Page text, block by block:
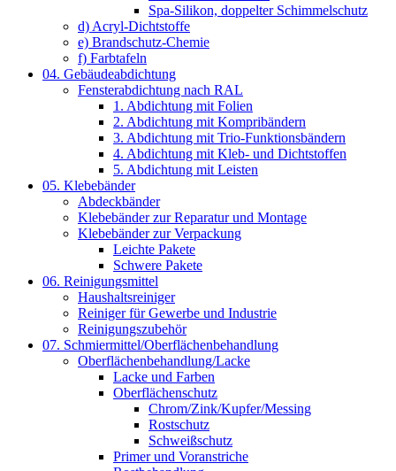
Spa-Silikon, doppelter Schimmelschutz
d) Acryl-Dichtstoffe
e) Brandschutz-Chemie
f) Farbtafeln
04. Gebäudeabdichtung
Fensterabdichtung nach RAL
1. Abdichtung mit Folien
2. Abdichtung mit Kompribändern
3. Abdichtung mit Trio-Funktionsbändern
4. Abdichtung mit Kleb- und Dichtstoffen
5. Abdichtung mit Leisten
05. Klebebänder
Abdeckbänder
Klebebänder zur Reparatur und Montage
Klebebänder zur Verpackung
Leichte Pakete
Schwere Pakete
06. Reinigungsmittel
Haushaltsreiniger
Reiniger für Gewerbe und Industrie
Reinigungszubehör
07. Schmiermittel/Oberflächenbehandlung
Oberflächenbehandlung/Lacke
Lacke und Farben
Oberflächenschutz
Chrom/Zink/Kupfer/Messing
Rostschutz
Schweißschutz
Primer und Voranstriche